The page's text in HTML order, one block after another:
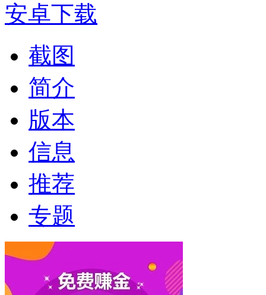
安卓下载
截图
简介
版本
信息
推荐
专题